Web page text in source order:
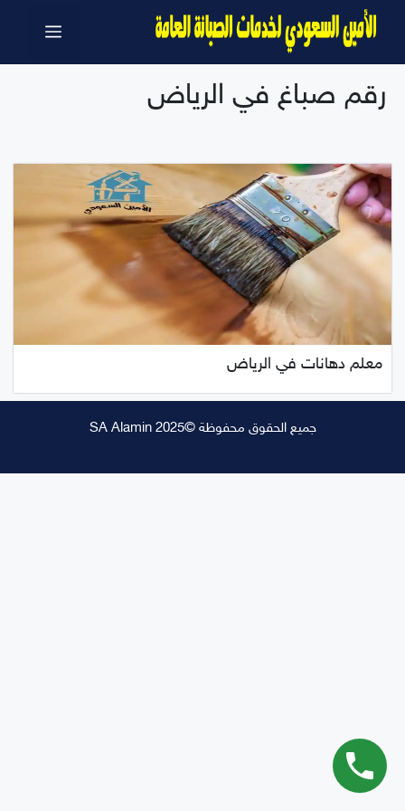
انتقل
المحتوى
القائمة
رقم صباغ في الرياض
معلم دهانات في الرياض
جميع الحقوق محفوظة ©SA Alamin 2025